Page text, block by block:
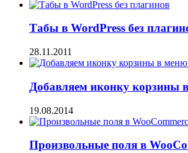
Табы в WordPress без
28.11.2011
Добавляем иконку корзины
19.08.2014
Произвольные поля в